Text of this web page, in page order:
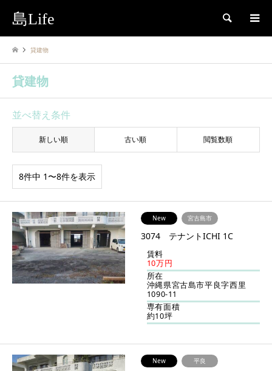
島Life 検索
貸建物
貸建物
並べ替え条件
新しい順 古い順 閲覧数順
8件中 1〜8件を表示
New 宮古島市
3074 テナントICHI 1C
賃料
10万円
所在
沖縄県宮古島市平良字西里
1090-11
専有面積
約10坪
New 平良